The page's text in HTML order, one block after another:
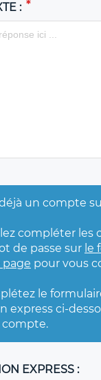
:
un compte
compléter les
de passe sur le
pour vous
le
express ci-
compte.
EXPRESS :